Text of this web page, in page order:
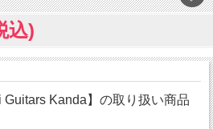
込)
Kanda】の取り扱い商品